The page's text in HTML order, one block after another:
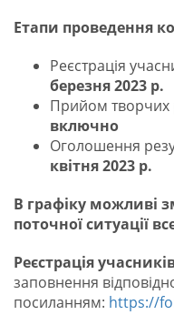
Етапи проведення
Реєстрація
березня 2023 р.
Прийом творчих
включно
Оголошення
квітня 2023 р.
В графіку можливі
поточної ситуації
Реєстрація
заповнення
посиланням: https://